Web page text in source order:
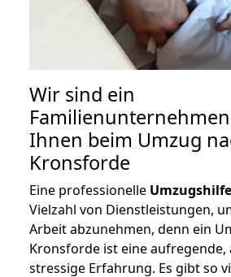
Wir sind ein
Ihnen beim Umzug
Kronsforde
Eine professionelle Umzugshilfe
Vielzahl von Dienstleistungen,
Arbeit abzunehmen, denn ein
Kronsforde ist eine aufregende,
stressige Erfahrung. Es gibt so